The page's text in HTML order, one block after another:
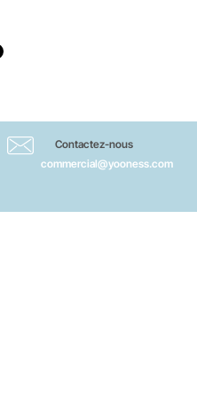
Contactez-nous
commercial@yooness.com